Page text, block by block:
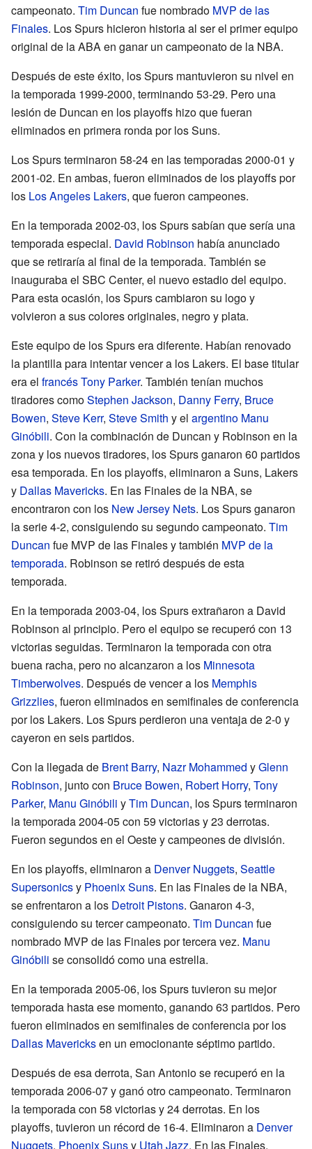
campeonato. Tim Duncan fue nombrado MVP de las
Finales. Los Spurs hicieron historia al ser el primer equipo
original de la ABA en ganar un campeonato de la NBA.
Después de este éxito, los Spurs mantuvieron su nivel en
la temporada 1999-2000, terminando 53-29. Pero una
lesión de Duncan en los playoffs hizo que fueran
eliminados en primera ronda por los Suns.
Los Spurs terminaron 58-24 en las temporadas 2000-01 y
2001-02. En ambas, fueron eliminados de los playoffs por
los Los Angeles Lakers, que fueron campeones.
En la temporada 2002-03, los Spurs sabían que sería una
temporada especial. David Robinson había anunciado
que se retiraría al final de la temporada. También se
inauguraba el SBC Center, el nuevo estadio del equipo.
Para esta ocasión, los Spurs cambiaron su logo y
volvieron a sus colores originales, negro y plata.
Este equipo de los Spurs era diferente. Habían renovado
la plantilla para intentar vencer a los Lakers. El base titular
era el francésTony Parker. También tenían muchos
tiradores comoStephen Jackson, Danny Ferry, Bruce
Bowen, Steve Kerr, Steve Smith y el argentino Manu
Ginóbili. Con la combinación de Duncan y Robinson en la
zona y los nuevos tiradores, los Spurs ganaron 60 partidos
esa temporada. En los playoffs, eliminaron a Suns, Lakers
y Dallas Mavericks. En las Finales de la NBA, se
encontraron con los New Jersey Nets. Los Spurs ganaron
la serie 4-2, consiguiendo su segundo campeonato. Tim
Duncan fue MVP de las Finales y también MVP de la
temporada. Robinson se retiró después de esta
temporada.
En la temporada 2003-04, los Spurs extrañaron a David
Robinson al principio. Pero el equipo se recuperó con 13
victorias seguidas. Terminaron la temporada con otra
buena racha, pero no alcanzaron a los Minnesota
Timberwolves. Después de vencer a los Memphis
Grizzlies, fueron eliminados en semifinales de conferencia
por los Lakers. Los Spurs perdieron una ventaja de 2-0 y
cayeron en seis partidos.
Con la llegada de Brent Barry, Nazr Mohammed yGlenn
Robinson, junto con Bruce Bowen, Robert Horry, Tony
Parker, Manu Ginóbili yTim Duncan, los Spurs terminaron
la temporada 2004-05 con 59 victorias y 23 derrotas.
Fueron segundos en el Oeste y campeones de división.
En los playoffs, eliminaron a Denver Nuggets, Seattle
Supersonicsy Phoenix Suns. En las Finales de la NBA,
se enfrentaron a los Detroit Pistons. Ganaron 4-3,
consiguiendo su tercer campeonato. Tim Duncan fue
nombrado MVP de las Finales por tercera vez. Manu
Ginóbili se consolidó como una estrella.
En la temporada 2005-06, los Spurs tuvieron su mejor
temporada hasta ese momento, ganando 63 partidos. Pero
fueron eliminados en semifinales de conferencia por los
Dallas Mavericksen un emocionante séptimo partido.
Después de esa derrota, San Antonio se recuperó en la
temporada 2006-07 y ganó otro campeonato. Terminaron
la temporada con 58 victorias y 24 derrotas. En los
playoffs, tuvieron un récord de 16-4. Eliminaron a Denver
Nuggets, Phoenix Sunsy Utah Jazz. En las Finales,